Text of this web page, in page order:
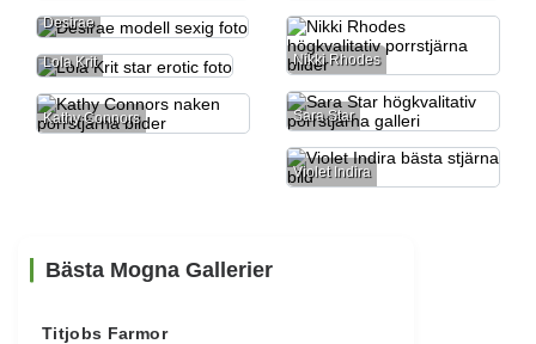
Desirae
Nikki Rhodes
Lola Krit
Sara Star
Kathy Connors
Violet Indira
Bästa Mogna Gallerier
Titjobs Farmor